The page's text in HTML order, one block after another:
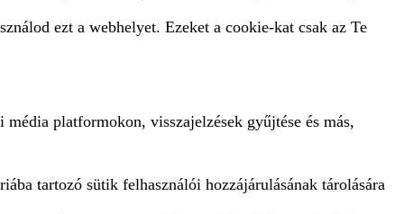
ezt a webhelyet. Ezeket a cookie-kat csak az Te
platformokon, visszajelzések gyűjtése és más,
tartozó sütik felhasználói hozzájárulásának tárolására